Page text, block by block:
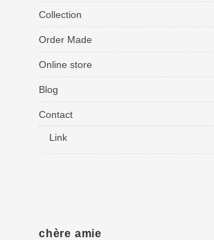
Collection
Order Made
Online store
Blog
Contact
Link
chère amie